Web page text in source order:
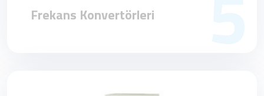
Frekans Konvertörleri